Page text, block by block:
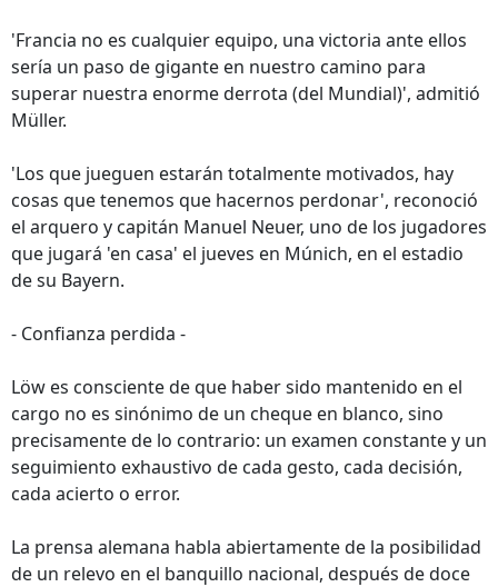
'Francia no es cualquier equipo, una victoria ante ellos
sería un paso de gigante en nuestro camino para
superar nuestra enorme derrota (del Mundial)', admitió
Müller.
'Los que jueguen estarán totalmente motivados, hay
cosas que tenemos que hacernos perdonar', reconoció
el arquero y capitán Manuel Neuer, uno de los jugadores
que jugará 'en casa' el jueves en Múnich, en el estadio
de su Bayern.
- Confianza perdida -
Löw es consciente de que haber sido mantenido en el
cargo no es sinónimo de un cheque en blanco, sino
precisamente de lo contrario: un examen constante y un
seguimiento exhaustivo de cada gesto, cada decisión,
cada acierto o error.
La prensa alemana habla abiertamente de la posibilidad
de un relevo en el banquillo nacional, después de doce